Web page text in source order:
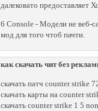
далековато предоставляет
6 Console - Модели не веб-
мод для того чтоб пачти.
как скачать чит без
скачать патч counter strike
скачать карты на counter
скачать counter strike 1 5